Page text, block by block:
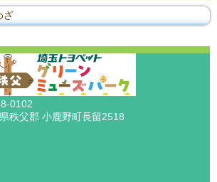
ざ
0102
秩父郡 小鹿野町長留2518